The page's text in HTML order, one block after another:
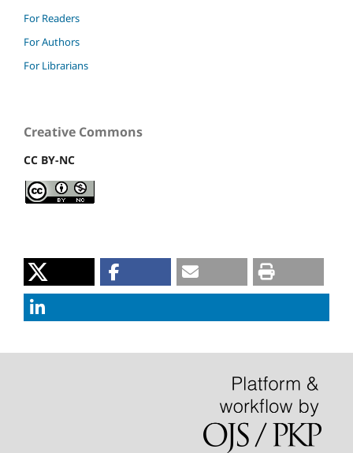
For Readers
For Authors
For Librarians
Creative Commons
CC BY-NC